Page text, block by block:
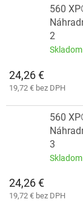
560
2
24,26 €
19,72 € bez DPH
560
3
24,26 €
19,72 € bez DPH